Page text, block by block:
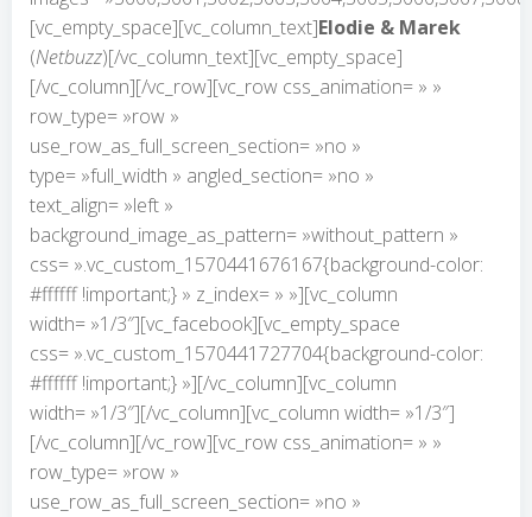
[vc_empty_space][vc_column_text]Elodie & Marek
(Netbuzz)[/vc_column_text][vc_empty_space]
[/vc_column][/vc_row][vc_row css_animation= » »
row_type= »row »
use_row_as_full_screen_section= »no »
type= »full_width » angled_section= »no »
text_align= »left »
background_image_as_pattern= »without_pattern »
css= ».vc_custom_1570441676167{background-color:
#ffffff !important;} » z_index= » »][vc_column
width= »1/3″][vc_facebook][vc_empty_space
css= ».vc_custom_1570441727704{background-color:
#ffffff !important;} »][/vc_column][vc_column
width= »1/3″][/vc_column][vc_column width= »1/3″]
[/vc_column][/vc_row][vc_row css_animation= » »
row_type= »row »
use_row_as_full_screen_section= »no »